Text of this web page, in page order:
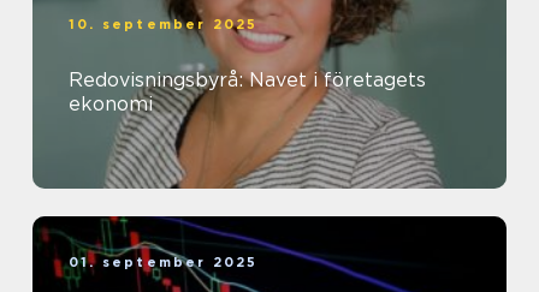
10. september 2025
Redovisningsbyrå: Navet i företagets
ekonomi
01. september 2025